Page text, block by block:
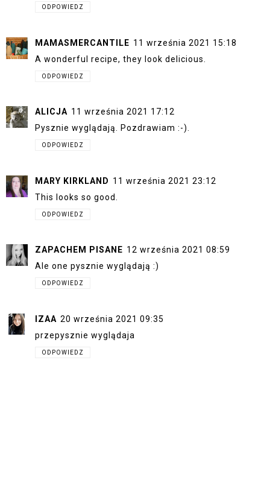
ODPOWIEDZ
MAMASMERCANTILE 11 września 2021 15:18
A wonderful recipe, they look delicious.
ODPOWIEDZ
ALICJA 11 września 2021 17:12
Pysznie wyglądają. Pozdrawiam :-).
ODPOWIEDZ
MARY KIRKLAND 11 września 2021 23:12
This looks so good.
ODPOWIEDZ
ZAPACHEM PISANE 12 września 2021 08:59
Ale one pysznie wyglądają :)
ODPOWIEDZ
IZAA 20 września 2021 09:35
przepysznie wyglądaja
ODPOWIEDZ